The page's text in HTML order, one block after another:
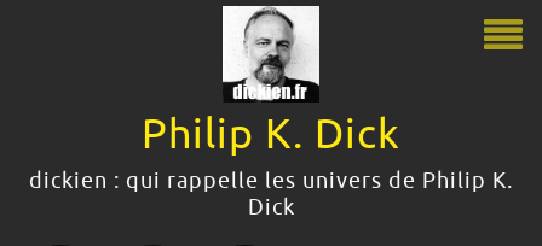
Philip K. Dick
dickien : qui rappelle les univers de Philip K.
Dick
Philip K. Dick
Le guide Philip K. Dick